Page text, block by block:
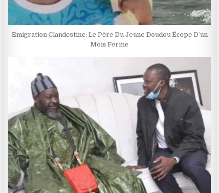
Emigration Clandestine: Le Père Du Jeune Doudou Écope D’un
Mois Ferme